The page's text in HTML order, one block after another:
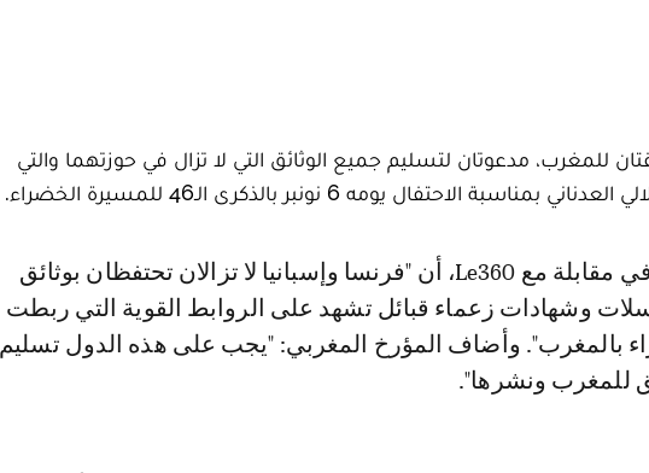
للمغرب، مدعوتان لتسليم جميع الوثائق التي لا تزال في حوزتهما والتي
يومه 6 نونبر بالذكرى الـ46 للمسيرة الخضراء.
وشهادات زعماء قبائل تشهد على الروابط القوية التي ربطت
بالمغرب". وأضاف المؤرخ المغربي: "يجب على هذه الدول تسليم
للمغرب ونشرها".